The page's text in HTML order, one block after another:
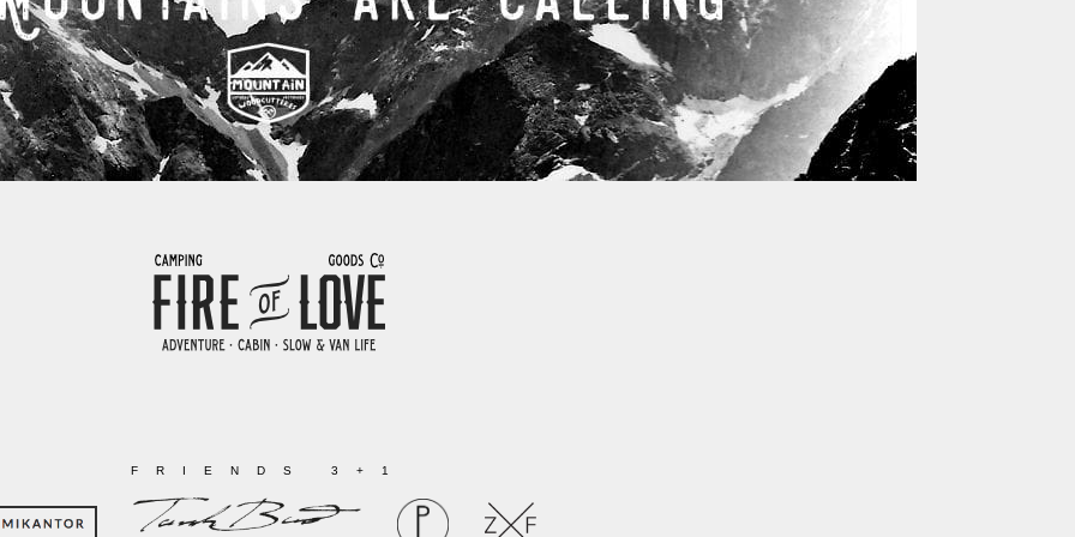
FRIENDS 3+1